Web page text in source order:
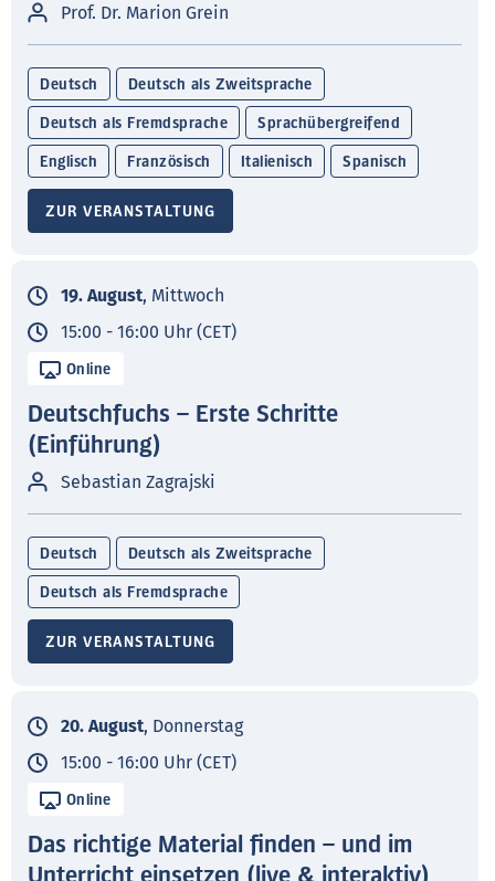
Prof. Dr. Marion Grein
Deutsch Deutsch als Zweitsprache
Deutsch als Fremdsprache Sprachübergreifend
Englisch Französisch Italienisch Spanisch
ZUR VERANSTALTUNG
19. August, Mittwoch
15:00 - 16:00 Uhr (CET)
Online
Deutschfuchs – Erste Schritte
(Einführung)
Sebastian Zagrajski
Deutsch Deutsch als Zweitsprache
Deutsch als Fremdsprache
ZUR VERANSTALTUNG
20. August, Donnerstag
15:00 - 16:00 Uhr (CET)
Online
Das richtige Material finden – und im
Unterricht einsetzen (live & interaktiv)